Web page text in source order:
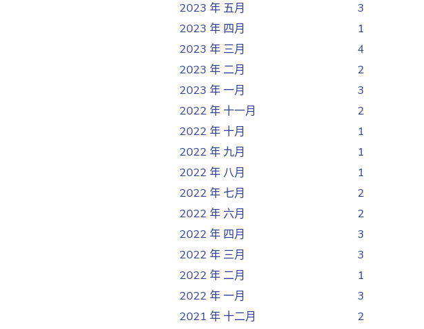
2023 年 五月
3
2023 年 四月
1
2023 年 三月
4
2023 年 二月
2
2023 年 一月
3
2022 年 十一月
2
2022 年 十月
1
2022 年 九月
1
2022 年 八月
1
2022 年 七月
2
2022 年 六月
2
2022 年 四月
3
2022 年 三月
3
2022 年 二月
1
2022 年 一月
3
2021 年 十二月
2